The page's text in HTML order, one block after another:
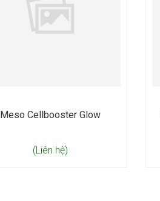
Meso Cellbooster Glow
(Liên hệ)